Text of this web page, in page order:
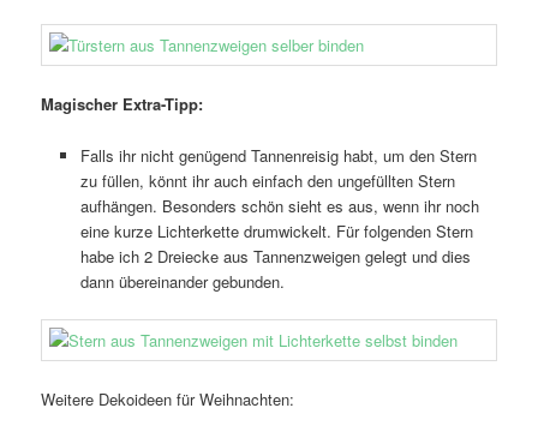
Magischer Extra-Tipp:
Falls ihr nicht genügend Tannenreisig habt, um den Stern
zu füllen, könnt ihr auch einfach den ungefüllten Stern
aufhängen. Besonders schön sieht es aus, wenn ihr noch
eine kurze Lichterkette drumwickelt. Für folgenden Stern
habe ich 2 Dreiecke aus Tannenzweigen gelegt und dies
dann übereinander gebunden.
Weitere Dekoideen für Weihnachten: